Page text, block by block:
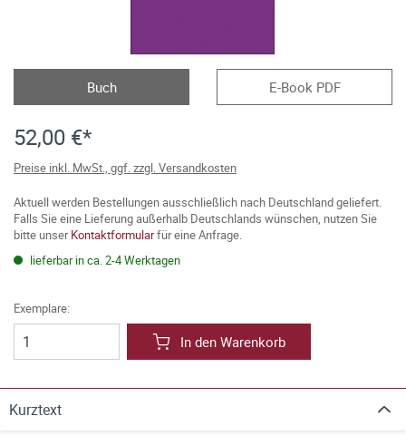
Buch E-Book PDF
52,00 €*
Preise inkl. MwSt., ggf. zzgl. Versandkosten
Aktuell werden Bestellungen ausschließlich nach Deutschland geliefert.
Falls Sie eine Lieferung außerhalb Deutschlands wünschen, nutzen Sie
bitte unserKontaktformularfür eine Anfrage.
lieferbar in ca. 2-4 Werktagen
Exemplare:
In den Warenkorb
Kurztext